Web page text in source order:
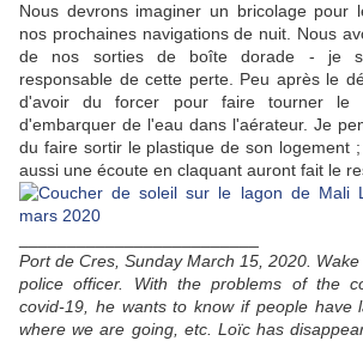
Nous devrons imaginer un bricolage pour
nos prochaines navigations de nuit. Nous
de nos sorties de boîte dorade - je
responsable de cette perte. Peu après le
d'avoir du forcer pour faire tourner le
d'embarquer de l'eau dans l'aérateur. Je
du faire sortir le plastique de son logement
aussi une écoute en claquant auront fait le
Port de Cres, Sunday March 15, 2020.
police officer. With the problems of the
covid-19, he wants to know if people have
where we are going, etc. Loïc has